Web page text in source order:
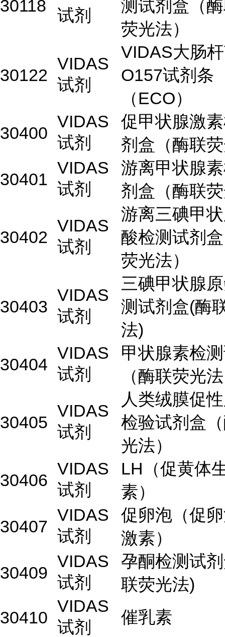
30118
试剂
测试剂盒（
荧光法）
30122
VIDAS
试剂
VIDAS大肠
O157试剂条
（ECO）
30400
VIDAS
试剂
促甲状腺激
剂盒（酶联
30401
VIDAS
试剂
游离甲状腺
剂盒（酶联
30402
VIDAS
试剂
游离三碘甲
酸检测试剂
荧光法）
30403
VIDAS
试剂
三碘甲状腺
测试剂盒(酶
法)
30404
VIDAS
试剂
甲状腺素检
（酶联荧光
30405
VIDAS
试剂
人类绒膜促
检验试剂盒
光法）
30406
VIDAS
试剂
LH（促黄体
素）
30407
VIDAS
试剂
促卵泡（促
激素）
30409
VIDAS
试剂
孕酮检测试
联荧光法)
30410
VIDAS
试剂
催乳素